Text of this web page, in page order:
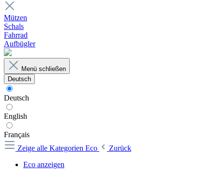
Mützen
Schals
Fahrrad
Aufbügler
Menü schließen
Deutsch
Deutsch
English
Français
Zeige alle Kategorien Eco
Zurück
Eco anzeigen